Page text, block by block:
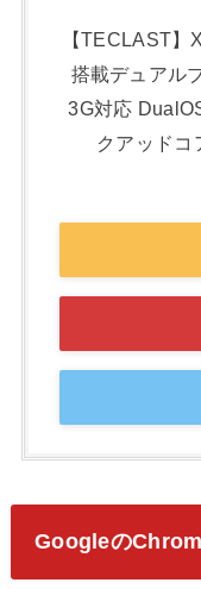
【TECLAST
搭載デュアル
3G対応
クアッドコ
Googleの